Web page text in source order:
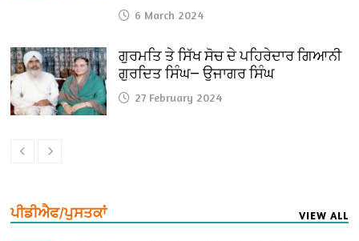
6 March 2024
ਗੁਰਮਤਿ ਤੇ ਸਿੱਖ ਸੋਚ ਦੇ ਪਹਿਰੇਦਾਰ ਗਿਆਨੀ
ਗੁਰਦਿਤ ਸਿੰਘ— ਉਜਾਗਰ ਸਿੰਘ
27 February 2024
ਪੀਡੀਐਫ/ਪੁਸਤਕਾਂ VIEW ALL